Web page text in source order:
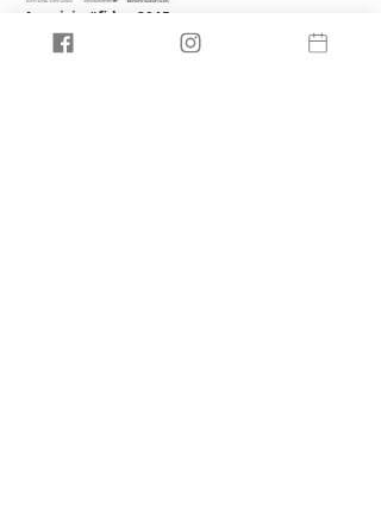
Asociados #fidcu 2015:
Auspicia #fidcu 2015: